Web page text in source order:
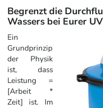
Begrenzt die
Wassers bei Eurer
Ein
Grundprinzip
der Physik
ist, dass
Leistung =
[Arbeit *
Zeit] ist. Im